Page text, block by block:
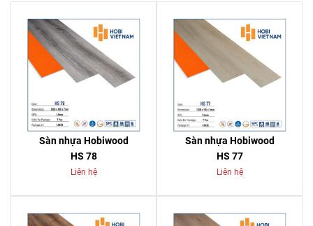
Sàn nhựa Hobiwood
HS 78
Liên hệ
Sàn nhựa Hobiwood
HS 77
Liên hệ